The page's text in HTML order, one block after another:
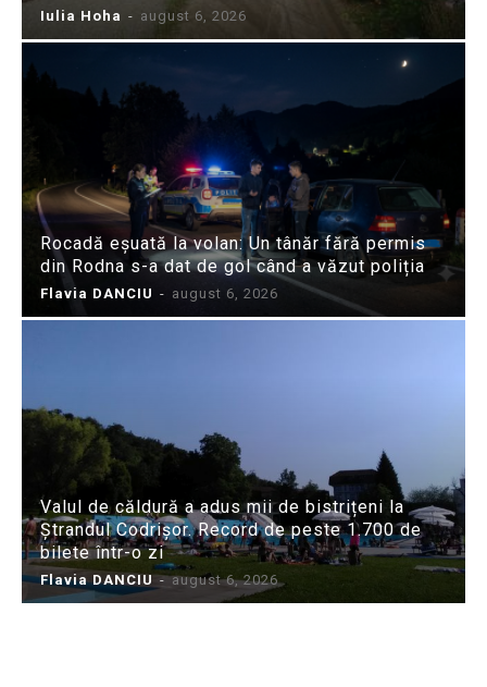
Iulia Hoha - august 6, 2026
Rocadă eșuată la volan: Un tânăr fără permis
din Rodna s-a dat de gol când a văzut poliția
Flavia DANCIU - august 6, 2026
Valul de căldură a adus mii de bistrițeni la
Ștrandul Codrișor. Record de peste 1.700 de
bilete într-o zi
Flavia DANCIU - august 6, 2026